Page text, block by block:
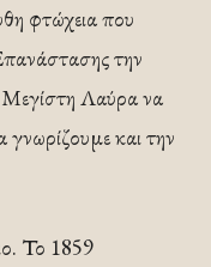
φτώχεια που
την
Μεγίστη Λαύρα να
γνωρίζουµε και την
Το 1859